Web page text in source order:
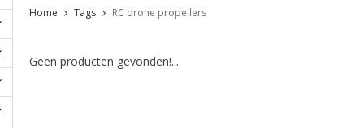
Home Tags RC drone propellers
Geen producten gevonden!...